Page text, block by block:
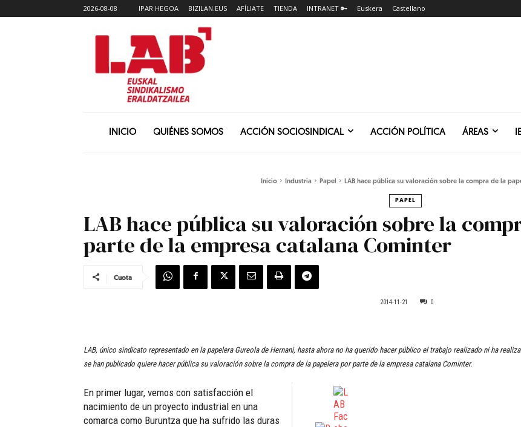
2026-08-08 IPAR HEGOA BIZILAN.EUS AFÍLIATE TIENDA INTRANET 🔑 Euskera Castellano
INICIO QUIÉNES SOMOS ACCIÓN SOCIOSINDICAL ACCIÓN POLÍTICA ÁREAS
Inicio Industria Papel LAB hace pública su valoración sobre la compra de la
PAPEL
LAB hace pública su valoración sobre la
parte de la empresa catalana Cominter
Cuota
2014-11-21 0
LAB, único sindicato representado en la papelera Gureola de Hernani, hasta ahora no ha querido hacer público el trabajo realizado ni ha
se han publicado quiere hacer pública su valoración sobre la compra de la papelera por parte de la empresa catalana Cominter.
En primer lugar, vemos con satisfacción el
nacimiento de un proyecto industrial en una
comarca como Buruntza que ha sufrido las duras